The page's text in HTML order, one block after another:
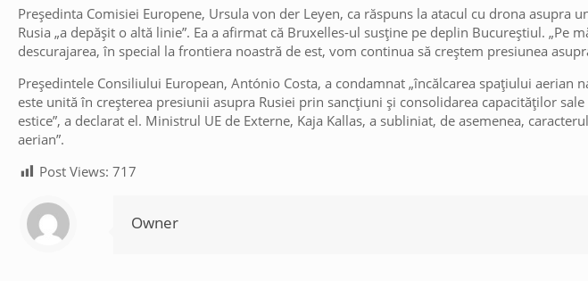
Președinta Comisiei Europene, Ursula von der Leyen, ca răspuns la atacul cu drona asupra
Rusia „a depășit o altă linie”. Ea a afirmat că Bruxelles-ul susține pe deplin Bucureștiul. „Pe
descurajarea, în special la frontiera noastră de est, vom continua să creștem presiunea
Președintele Consiliului European, António Costa, a condamnat „încălcarea spațiului aerian
este unită în creșterea presiunii asupra Rusiei prin sancțiuni și consolidarea capacităților
estice”, a declarat el. Ministrul UE de Externe, Kaja Kallas, a subliniat, de asemenea,
aerian”.
Post Views: 717
Owner